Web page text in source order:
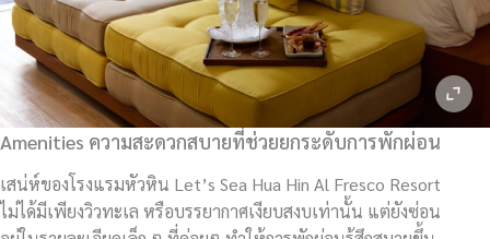
Amenities ความสะดวกสบายที่ช่วยยกระดับการพักผ่อน
เสน่ห์ของโรงแรมหัวหิน Let’s Sea Hua Hin Al Fresco Resort
ไม่ได้มีเพียงวิวทะเล หรือบรรยากาศเงียบสงบเท่านั้น แต่ยังซ่อน